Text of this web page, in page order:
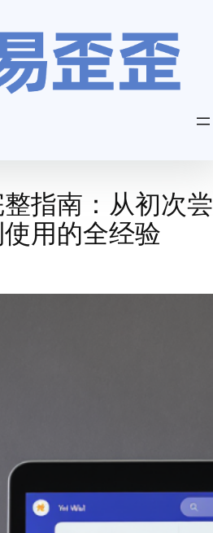
指南：从初次尝
用的全经验